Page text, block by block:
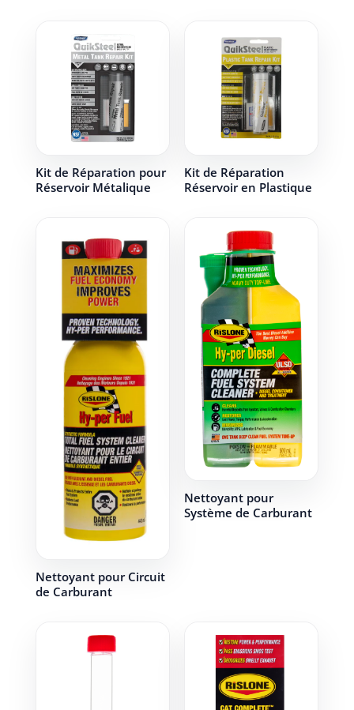
Kit de Réparation pour
Réservoir Métalique
Kit de Réparation
Réservoir en Plastique
Nettoyant pour Circuit
de Carburant
Nettoyant pour
Système de Carburant